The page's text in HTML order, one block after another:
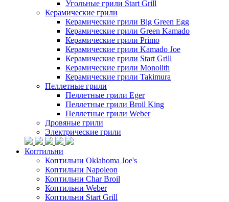
Угольные грили Start Grill
Керамические грили
Керамические грили Big Green Egg
Керамические грили Green Kamado
Керамические грили Primo
Керамические грили Kamado Joe
Керамические грили Start Grill
Керамические грили Monolith
Керамические грили Takimura
Пеллетные грили
Пеллетные грили Eger
Пеллетные грили Broil King
Пеллетные грили Weber
Дровяные грили
Электрические грили
Коптильни
Коптильни Oklahoma Joe's
Коптильни Napoleon
Коптильни Char Broil
Коптильни Weber
Коптильни Start Grill